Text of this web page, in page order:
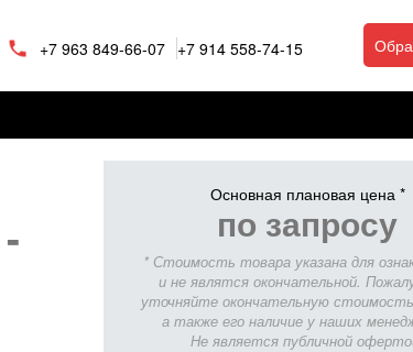
+7 963 849-66-07 +7 914 558-74-15
Основная плановая цена *
по запросу
* Стоимость товара указана для
и не являтся окончательной.
уточняйте окончательную
а также его наличие у наших
Не является публичной